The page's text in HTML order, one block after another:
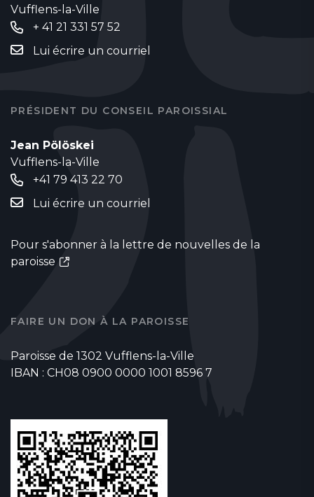
Vufflens-la-Ville
+ 41 21 331 57 52
Lui écrire un courriel
PRÉSIDENT DU CONSEIL PAROISSIAL
Jean Pölöskei
Vufflens-la-Ville
+41 79 413 22 70
Lui écrire un courriel
Pour s'abonner à la lettre de nouvelles de la
paroisse
FAIRE UN DON À LA PAROISSE
Paroisse de 1302 Vufflens-la-Ville
IBAN : CH08 0900 0000 1001 8596 7